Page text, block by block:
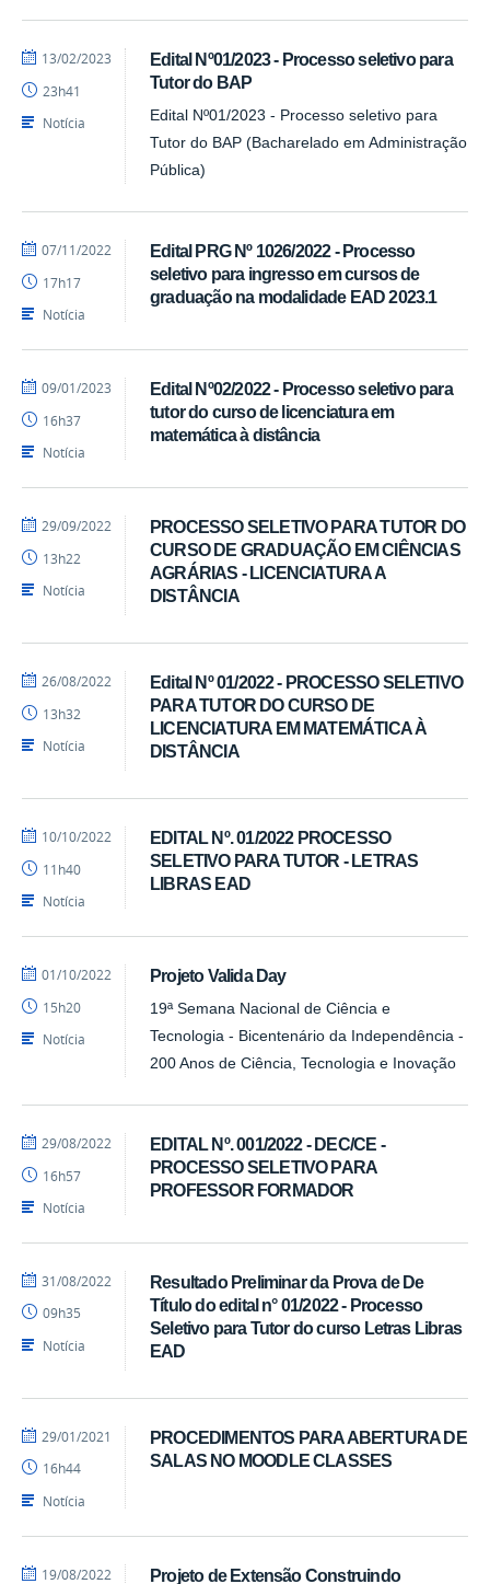
Edital Nº01/2023 - Processo seletivo para
Tutor do BAP
Edital Nº01/2023 - Processo seletivo para
Tutor do BAP (Bacharelado em Administração
Pública)
por
-
SEAD
publicado
13/02/2023
23h41
Notícia
Edital PRG Nº 1026/2022 - Processo
seletivo para ingresso em cursos de
graduação na modalidade EAD 2023.1
por
-
SEAD
publicado
07/11/2022
17h17
Notícia
Edital Nº02/2022 - Processo seletivo para
tutor do curso de licenciatura em
matemática à distância
por
-
SEAD
publicado
09/01/2023
16h37
Notícia
PROCESSO SELETIVO PARA TUTOR DO
CURSO DE GRADUAÇÃO EM CIÊNCIAS
AGRÁRIAS - LICENCIATURA A
DISTÂNCIA
por
-
SEAD
publicado
29/09/2022
13h22
Notícia
Edital Nº 01/2022 - PROCESSO SELETIVO
PARA TUTOR DO CURSO DE
LICENCIATURA EM MATEMÁTICA À
DISTÂNCIA
por
-
SEAD
publicado
26/08/2022
13h32
Notícia
EDITAL Nº. 01/2022 PROCESSO
SELETIVO PARA TUTOR - LETRAS
LIBRAS EAD
por
-
SEAD
publicado
10/10/2022
11h40
Notícia
Projeto Valida Day
19ª Semana Nacional de Ciência e
Tecnologia - Bicentenário da Independência -
200 Anos de Ciência, Tecnologia e Inovação
por
-
SEAD
publicado
01/10/2022
15h20
Notícia
EDITAL Nº. 001/2022 - DEC/CE -
PROCESSO SELETIVO PARA
PROFESSOR FORMADOR
por
-
SEAD
publicado
29/08/2022
16h57
Notícia
Resultado Preliminar da Prova de De
Título do edital n° 01/2022 - Processo
Seletivo para Tutor do curso Letras Libras
EAD
por
-
SEAD
publicado
31/08/2022
09h35
Notícia
PROCEDIMENTOS PARA ABERTURA DE
SALAS NO MOODLE CLASSES
por
publicado
29/01/2021
16h44
Notícia
Projeto de Extensão Construindo
por
publicado
19/08/2022